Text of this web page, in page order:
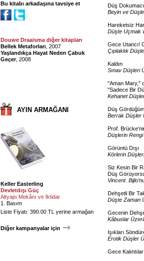
Bu kitabı arkadaşına tavsiye et
Douwe Draaisma diğer kitapları
Bellek Metaforları , 2007
Yaşlandıkça Hayat Neden Çabuk
Geçer, 2008
AYIN ARMAĞANI
Keller Easterling
Devletdışı Güç
Altyapı Mekânı ve İktidar
1. Basım
Liste Fiyatı: 390.00 TL yerine armağan
Diğer kampanyalar için
Düş
Beyin ve
Hareketsiz
Düşte Uçmak
Gece Utancı!
Çıplaklık
Kaldın
Sınav Düşleri
"Aman Mary,"
"Sadece Bir
Kehanet
Düş
Berrak Düşler
Prof.
Düşlerin
Görüntü Dışı
Körlerin
Siz Kesin Bir
Düş
Vincent
Dehşetli Bir
Düşte Zaman
Gecenin
Kâbuslar
Işıkları
Erotik Düşler
Gece